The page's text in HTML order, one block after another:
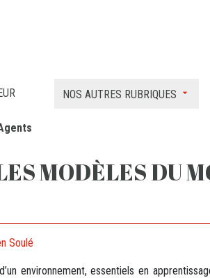
NOS AUTRES RUBRIQUES
MODÈLES DU
Soulé
environnement, essentiels en